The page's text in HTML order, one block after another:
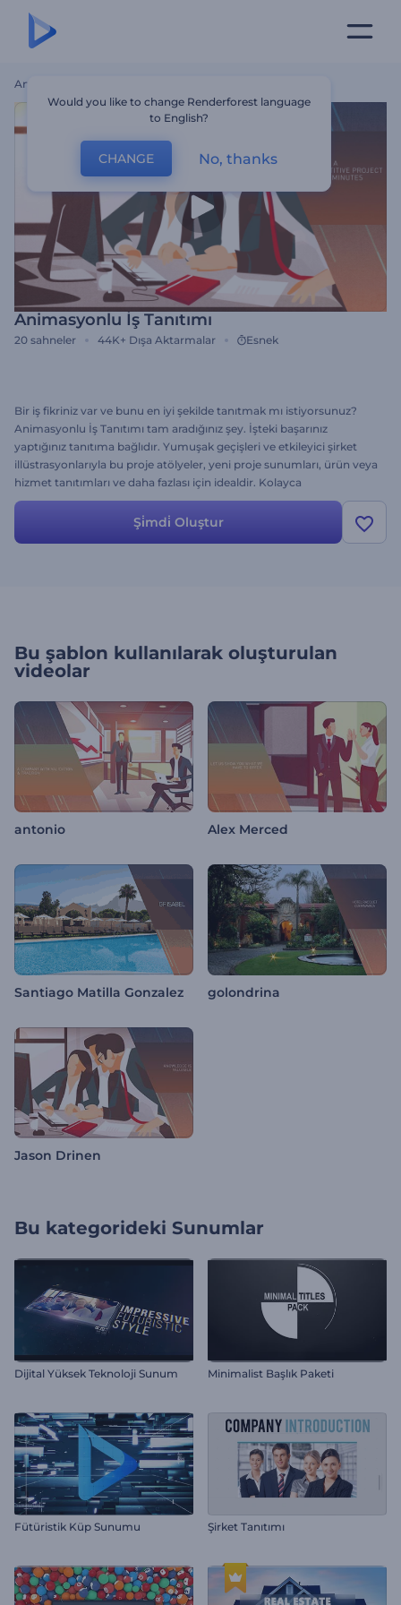
Ana Sayfa
Animasyonlu İş Tanıtımı
20 sahneler 44K+ Dışa Aktarmalar Esnek
Bir iş fikriniz var ve bunu en iyi şekilde tanıtmak mı istiyorsunuz?
Animasyonlu İş Tanıtımı tam aradığınız şey. İşteki başarınız
yaptığınız tanıtıma bağlıdır. Yumuşak geçişleri ve etkileyici şirket
illüstrasyonlarıyla bu proje atölyeler, yeni proje sunumları, ürün veya
hizmet tanıtımları ve daha fazlası için idealdir. Kolayca
görüntülerinizi yükleyin, metinleri değiştirin, müzik ekleyin ve
önizleme tuşuna tıklayın. Hemen deneyin ve üne kavuşun.
Şi̇mdi̇ Oluştur
Bu şablon kullanılarak oluşturulan
videolar
antonio Alex Merced
Santiago Matilla Gonzalez golondrina
Jason Drinen
Bu kategorideki Sunumlar
Dijital Yüksek Teknoloji Sunum Minimalist Başlık Paketi
Fütüristik Küp Sunumu Şirket Tanıtımı
Would you like to change Renderforest language
to English?
CHANGE No, thanks